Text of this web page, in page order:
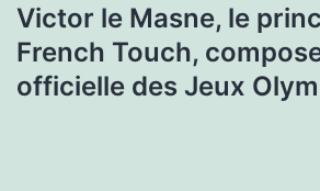
Victor le Masne, le
French Touch,
officielle des Jeux